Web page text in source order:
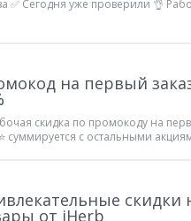
✅ Сегодня уже проверили 👌
на первый
скидка по промокоду на
суммируется с остальными
скидки
от iHerb